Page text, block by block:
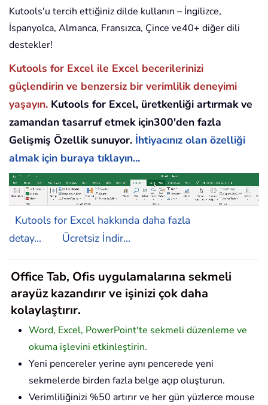
Kutools'u tercih ettiğiniz dilde kullanın – İngilizce,
İspanyolca, Almanca, Fransızca, Çince ve40+ diğer dili
destekler!
Kutools for Excel ile Excel becerilerinizi
güçlendirin ve benzersiz bir verimlilik deneyimi
yaşayın. Kutools for Excel, üretkenliği artırmak ve
zamandan tasarruf etmek için300'den fazla
Gelişmiş Özellik sunuyor. İhtiyacınız olan özelliği
almak için buraya tıklayın...
Kutools for Excel hakkında daha fazla
detay...
Ücretsiz İndir...
Office Tab, Ofis uygulamalarına sekmeli
arayüz kazandırır ve işinizi çok daha
kolaylaştırır.
Word, Excel, PowerPoint'te sekmeli düzenleme ve
okuma işlevini etkinleştirin.
Yeni pencereler yerine aynı pencerede yeni
sekmelerde birden fazla belge açıp oluşturun.
Verimliliğinizi %50 artırır ve her gün yüzlerce mouse